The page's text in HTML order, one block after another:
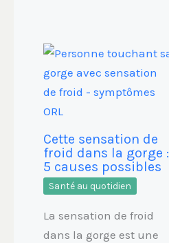
Cette sensation de
froid dans la gorge :
5 causes possibles
Santé au quotidien
La sensation de froid
dans la gorge est une